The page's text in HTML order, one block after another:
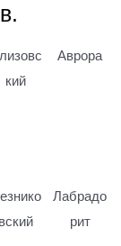
кий
Аврора
вский
Лабрадо
рит